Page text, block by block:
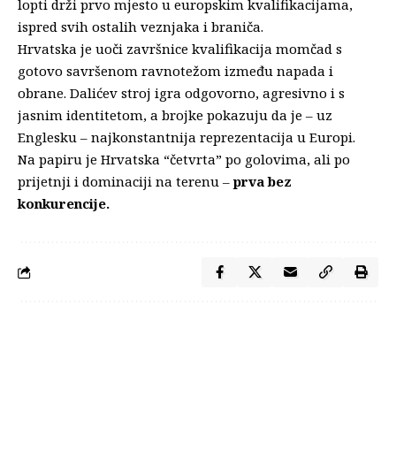
lopti drži prvo mjesto u europskim kvalifikacijama,
ispred svih ostalih veznjaka i braniča.
Hrvatska je uoči završnice kvalifikacija momčad s
gotovo savršenom ravnotežom između napada i
obrane. Dalićev stroj igra odgovorno, agresivno i s
jasnim identitetom, a brojke pokazuju da je – uz
Englesku – najkonstantnija reprezentacija u Europi.
Na papiru je Hrvatska “četvrta” po golovima, ali po
prijetnji i dominaciji na terenu –prva bez
konkurencije.